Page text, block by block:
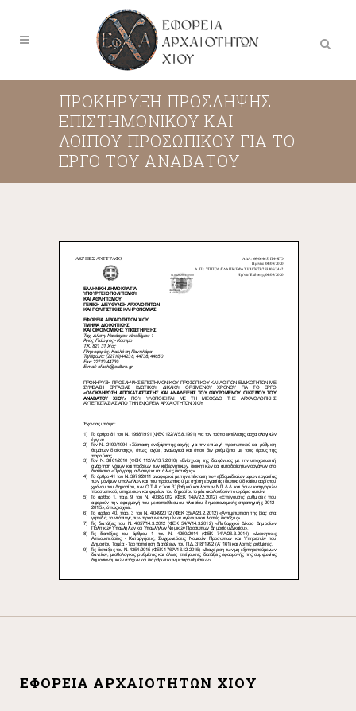
ΠΡΟΚΗΡΥΞΗ ΠΡΟΣΛΗΨΗΣ
ΕΠΙΣΤΗΜΟΝΙΚΟΥ ΚΑΙ
ΛΟΙΠΟΥ ΠΡΟΣΩΠΙΚΟΥ ΓΙΑ ΤΟ
ΕΡΓΟ ΤΟΥ ΑΝΑΒΑΤΟΥ
ΕΦΟΡΕΊΑ ΑΡΧΑΙΟΤΉΤΩΝ ΧΊΟΥ